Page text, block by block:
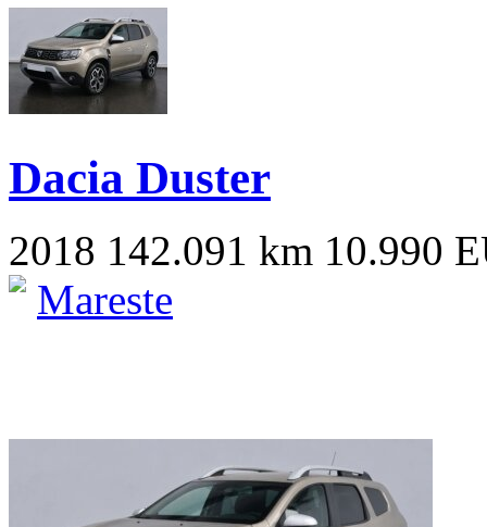
Dacia Duster
2018 142.091 km 10.990
Mareste